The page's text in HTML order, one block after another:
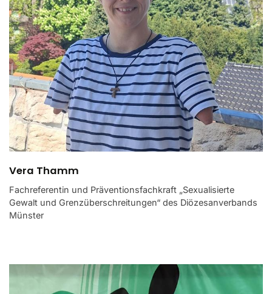
Vera Thamm
Fachreferentin und Präventionsfachkraft „Sexualisierte
Gewalt und Grenzüberschreitungen“ des Diözesanverbands
Münster